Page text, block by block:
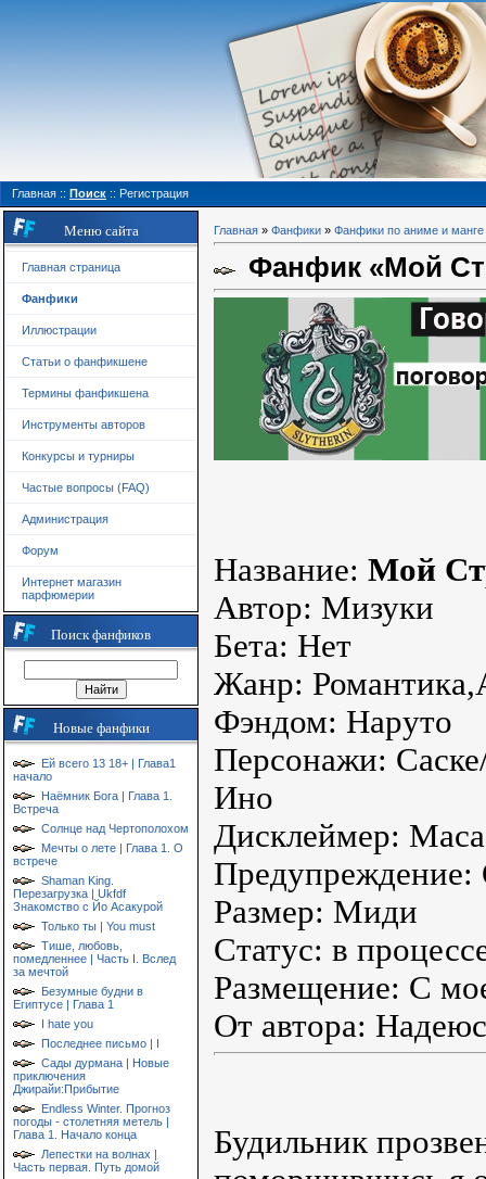
Главная :: Поиск :: Регистрация
Меню сайта
Главная страница
Фанфики
Иллюстрации
Статьи о фанфикшене
Термины фанфикшена
Инструменты авторов
Конкурсы и турниры
Частые вопросы (FAQ)
Администрация
Форум
Интернет магазин
парфюмерии
Поиск фанфиков
Новые фанфики
Ей всего 13 18+ | Глава1
начало
Наёмник Бога | Глава 1.
Встреча
Солнце над Чертополохом
Мечты о лете | Глава 1. О
встрече
Shaman King.
Перезагрузка | Ukfdf
Знакомство с Йо Асакурой
Только ты | You must
Тише, любовь,
помедленнее | Часть I. Вслед
за мечтой
Безумные будни в
Египтусе | Глава 1
I hate you
Последнее письмо | I
Сады дурмана | Новые
приключения
Джирайи:Прибытие
Endless Winter. Прогноз
погоды - столетняя метель |
Глава 1. Начало конца
Лепестки на волнах |
Часть первая. Путь домой
Главная » Фанфики » Фанфики по аниме и манге
Фанфик «Мой
Название: Мой
Автор: Мизуки
Бета: Нет
Жанр:
Фэндом: Наруто
Персонажи:
Ино
Дисклеймер:
Размер: Миди
Статус: в
Размещение: С
От автора:
Будильник